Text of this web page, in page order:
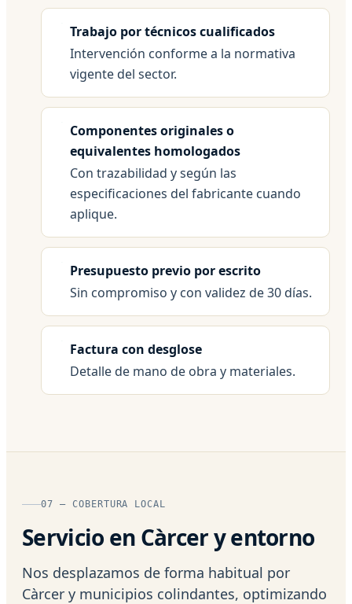
Trabajo por técnicos cualificados
Intervención conforme a la normativa
vigente del sector.
Componentes originales o
equivalentes homologados
Con trazabilidad y según las
especificaciones del fabricante cuando
aplique.
Presupuesto previo por escrito
Sin compromiso y con validez de 30 días.
Factura con desglose
Detalle de mano de obra y materiales.
07 — COBERTURA LOCAL
Servicio en Càrcer y entorno
Nos desplazamos de forma habitual por
Càrcer y municipios colindantes, optimizando